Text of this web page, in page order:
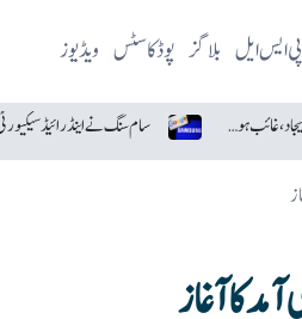
پی ایس ایل بلاگز پوڈکاسٹس ویڈیوز
آسٹریلوی انجینئرز کی حیران کن ایجاد، غائب ہونے والا ڈرون تیار